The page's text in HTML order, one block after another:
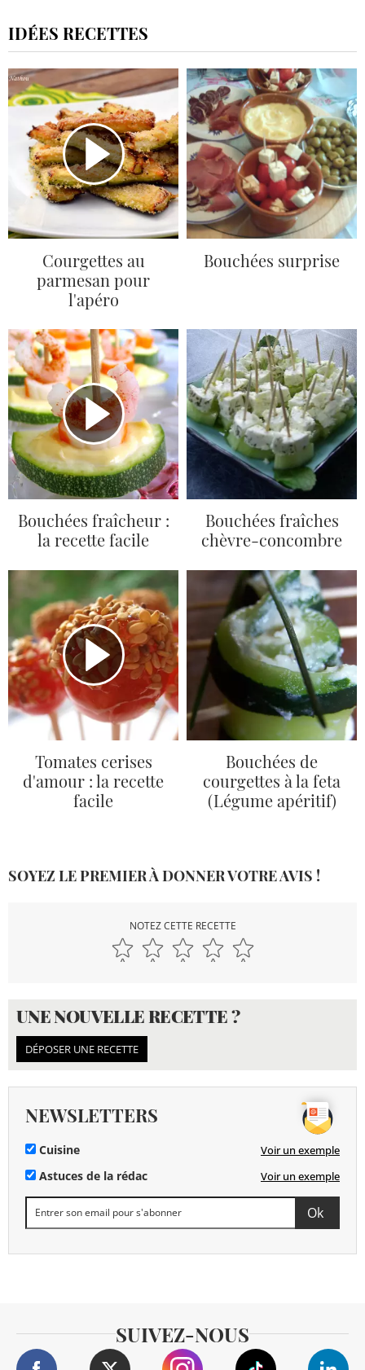
IDÉES RECETTES
Courgettes au
parmesan pour
l'apéro
Bouchées surprise
Bouchées fraîcheur :
la recette facile
Bouchées fraîches
chèvre-concombre
Tomates cerises
d'amour : la recette
facile
Bouchées de
courgettes à la feta
(Légume apéritif)
SOYEZ LE PREMIER À DONNER VOTRE AVIS !
NOTEZ CETTE RECETTE
UNE NOUVELLE RECETTE ?
DÉPOSER UNE RECETTE
NEWSLETTERS
Cuisine Voir un exemple
Astuces de la rédac Voir un exemple
SUIVEZ-NOUS